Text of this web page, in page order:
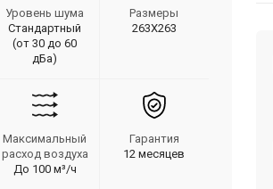
Уровень шума
Стандартный
(от 30 до 60
дБа)
Размеры
263Х263
Максимальный
расход воздуха
До 100 м³/ч
Гарантия
12 месяцев